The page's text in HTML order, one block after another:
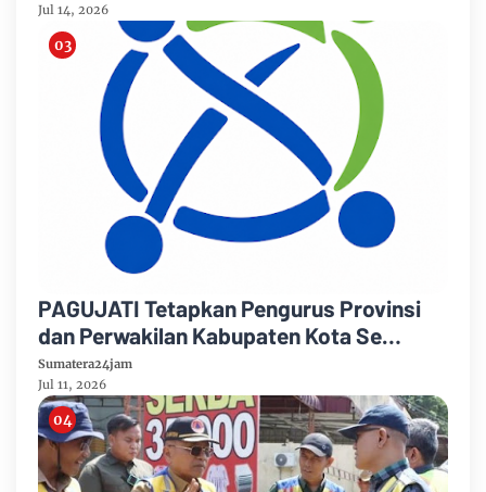
Jul 14, 2026
PAGUJATI Tetapkan Pengurus Provinsi
dan Perwakilan Kabupaten Kota Se
Provinsi Jambi Periode 2026–2029
Sumatera24jam
Jul 11, 2026